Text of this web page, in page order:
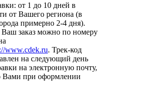
от 1 до 10 дней в
от Вашего региона (в
примерно 2-4 дня).
Ваш заказ можно по номеру
www.cdek.ru. Трек-код
на следующий день
на электронную почту,
Вами при оформлении